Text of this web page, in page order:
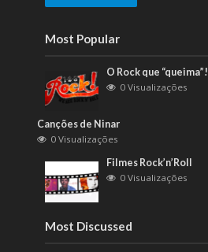
Most Popular
O Rock que “queima”!
0 Visualizações
Canções de Ninar
0 Visualizações
Filmes Rock’n’Roll
0 Visualizações
Most Discussed